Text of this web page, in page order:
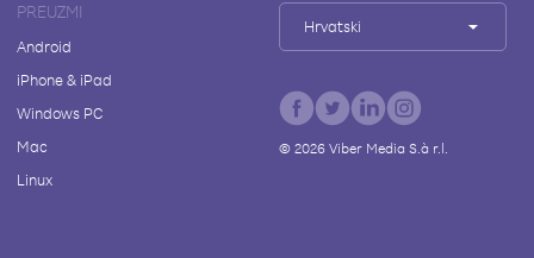
PREUZMI
Android
iPhone & iPad
Windows PC
Mac
Linux
Hrvatski
© 2026Viber Media S.à r.l.